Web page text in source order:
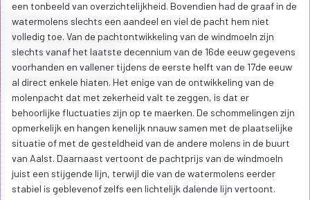
een tonbeeld van overzichtelijkheid. Bovendien had de graaf in de
watermolens slechts een aandeel en viel de pacht hem niet
volledig toe. Van de pachtontwikkeling van de windmoeln zijn
slechts vanaf het laatste decennium van de 16de eeuw gegevens
voorhanden en vallener tijdens de eerste helft van de 17de eeuw
al direct enkele hiaten. Het enige van de ontwikkeling van de
molenpacht dat met zekerheid valt te zeggen, is dat er
behoorlijke fluctuaties zijn op te maerken. De schommelingen zijn
opmerkelijk en hangen kenelijk nnauw samen met de plaatselijke
situatie of met de gesteldheid van de andere molens in de buurt
van Aalst. Daarnaast vertoont de pachtprijs van de windmoeln
juist een stijgende lijn, terwijl die van de watermolens eerder
stabiel is geblevenof zelfs een lichtelijk dalende lijn vertoont.